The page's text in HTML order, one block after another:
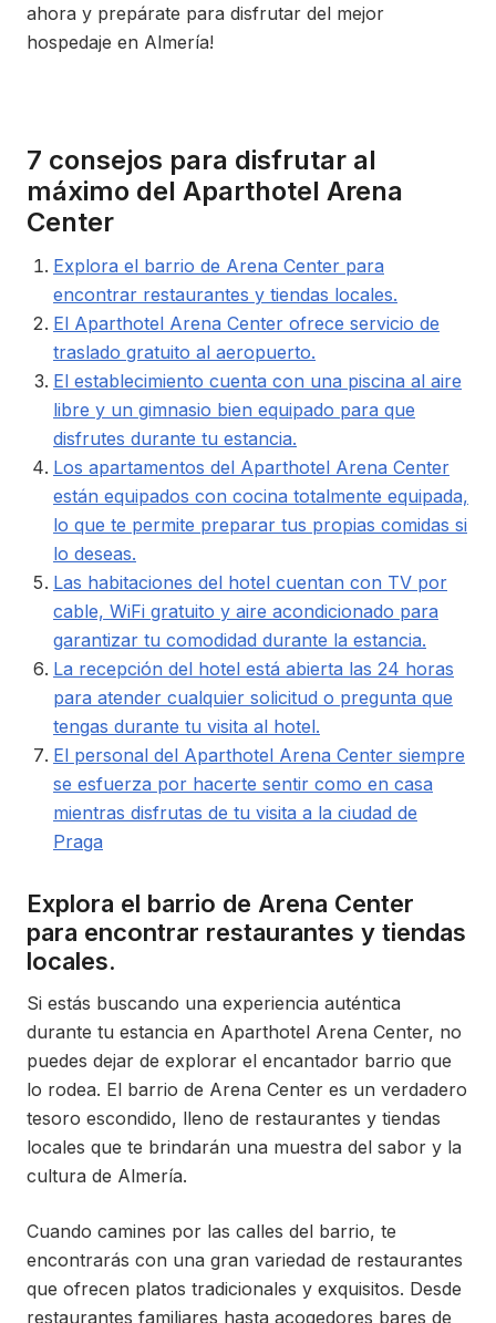
ahora y prepárate para disfrutar del mejor
hospedaje en Almería!
7 consejos para disfrutar al
máximo del Aparthotel Arena
Center
Explora el barrio de Arena Center para
encontrar restaurantes y tiendas locales.
El Aparthotel Arena Center ofrece servicio de
traslado gratuito al aeropuerto.
El establecimiento cuenta con una piscina al aire
libre y un gimnasio bien equipado para que
disfrutes durante tu estancia.
Los apartamentos del Aparthotel Arena Center
están equipados con cocina totalmente equipada,
lo que te permite preparar tus propias comidas si
lo deseas.
Las habitaciones del hotel cuentan con TV por
cable, WiFi gratuito y aire acondicionado para
garantizar tu comodidad durante la estancia.
La recepción del hotel está abierta las 24 horas
para atender cualquier solicitud o pregunta que
tengas durante tu visita al hotel.
El personal del Aparthotel Arena Center siempre
se esfuerza por hacerte sentir como en casa
mientras disfrutas de tu visita a la ciudad de
Praga
Explora el barrio de Arena Center
para encontrar restaurantes y tiendas
locales.
Si estás buscando una experiencia auténtica
durante tu estancia en Aparthotel Arena Center, no
puedes dejar de explorar el encantador barrio que
lo rodea. El barrio de Arena Center es un verdadero
tesoro escondido, lleno de restaurantes y tiendas
locales que te brindarán una muestra del sabor y la
cultura de Almería.
Cuando camines por las calles del barrio, te
encontrarás con una gran variedad de restaurantes
que ofrecen platos tradicionales y exquisitos. Desde
restaurantes familiares hasta acogedores bares de